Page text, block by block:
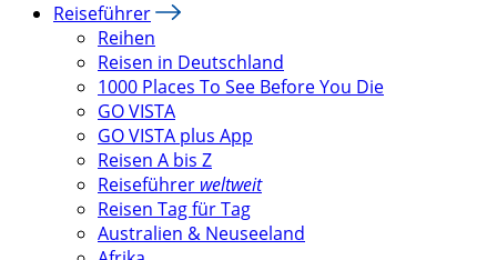
Reiseführer
Reihen
Reisen in Deutschland
1000 Places To See Before You Die
GO VISTA
GO VISTA plus App
Reisen A bis Z
Reiseführer weltweit
Reisen Tag für Tag
Australien & Neuseeland